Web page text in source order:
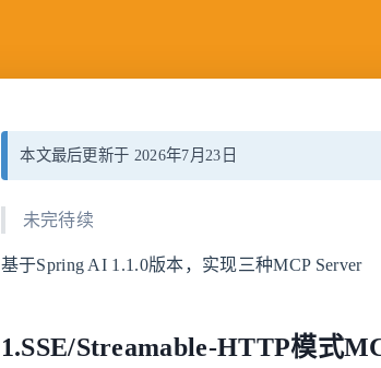
本文最后更新于 2026年7月23日
未完待续
基于Spring AI 1.1.0版本，实现三种MCP Server
1.SSE/Streamable-HTTP模式